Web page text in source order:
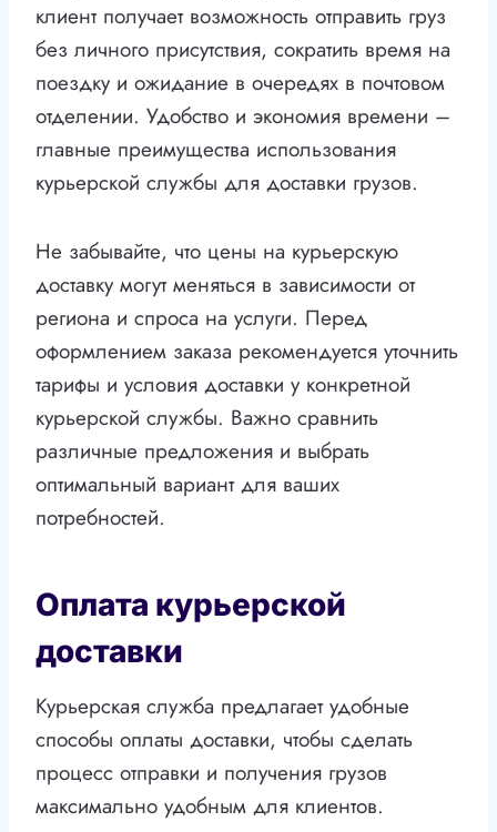
клиент получает возможность отправить груз
без личного присутствия, сократить время на
поездку и ожидание в очередях в почтовом
отделении. Удобство и экономия времени –
главные преимущества использования
курьерской службы для доставки грузов.
Не забывайте, что цены на курьерскую
доставку могут меняться в зависимости от
региона и спроса на услуги. Перед
оформлением заказа рекомендуется уточнить
тарифы и условия доставки у конкретной
курьерской службы. Важно сравнить
различные предложения и выбрать
оптимальный вариант для ваших
потребностей.
Оплата курьерской
доставки
Курьерская служба предлагает удобные
способы оплаты доставки, чтобы сделать
процесс отправки и получения грузов
максимально удобным для клиентов.